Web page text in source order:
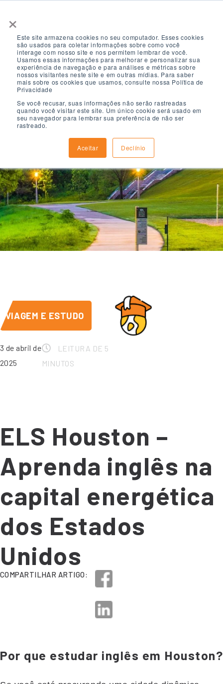
×
Este site armazena cookies no seu computador. Esses cookies
são usados ​​para coletar informações sobre como você
interage com nosso site e nos permitem lembrar de você.
Usamos essas informações para melhorar e personalizar sua
experiência de navegação e para análises e métricas sobre
nossos visitantes neste site e em outras mídias. Para saber
mais sobre os cookies que usamos, consulte nossa Política de
Privacidade
Se você recusar, suas informações não serão rastreadas
quando você visitar este site. Um único cookie será usado em
seu navegador para lembrar sua preferência de não ser
rastreado.
Aceitar Declínio
VIAGEM E ESTUDO
3 de abril de
2025
LEITURA DE 5
MINUTOS
ELS Houston –
Aprenda inglês na
capital energética
dos Estados
Unidos
COMPARTILHAR ARTIGO:
Por que estudar inglês em Houston?